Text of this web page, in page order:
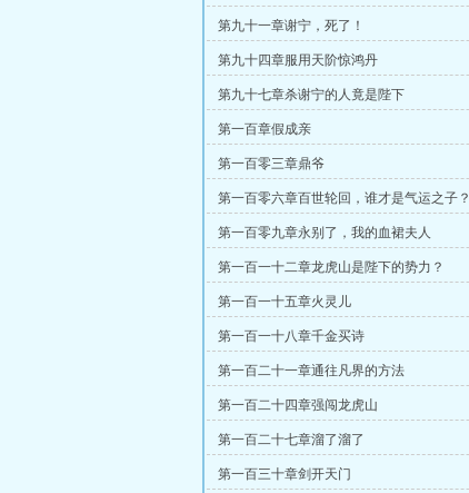
第九十一章谢宁，死了！
第九十四章服用天阶惊鸿丹
第九十七章杀谢宁的人竟是陛下
第一百章假成亲
第一百零三章鼎爷
第一百零六章百世轮回，谁才是气运之子？
第一百零九章永别了，我的血裙夫人
第一百一十二章龙虎山是陛下的势力？
第一百一十五章火灵儿
第一百一十八章千金买诗
第一百二十一章通往凡界的方法
第一百二十四章强闯龙虎山
第一百二十七章溜了溜了
第一百三十章剑开天门